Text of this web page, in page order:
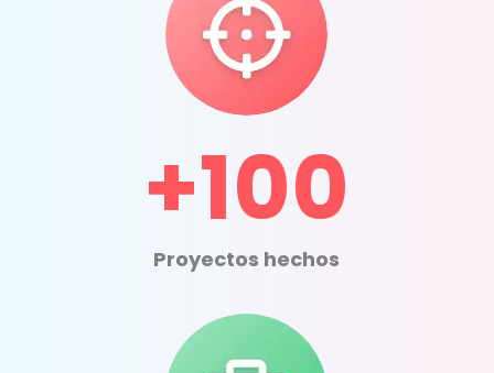
+100
Proyectos hechos